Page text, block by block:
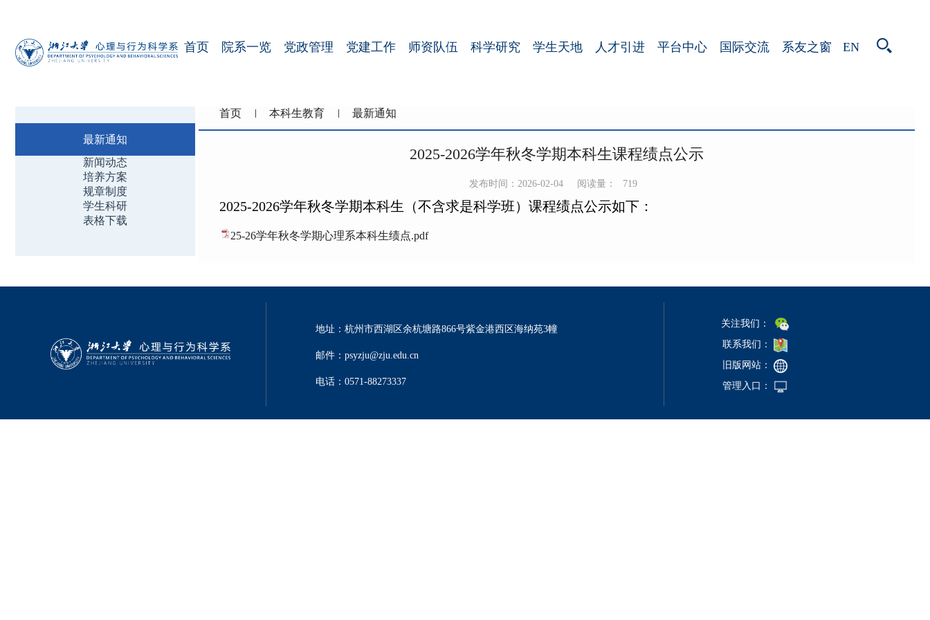
首页 院系一览 党政管理 党建工作 师资队伍 科学研究 学生天地 人才引进 平台中心 国际交流 系友之窗 EN
最新通知
新闻动态
培养方案
规章制度
学生科研
表格下载
首页 本科生教育 最新通知
2025-2026学年秋冬学期本科生课程绩点公示
发布时间：2026-02-04 阅读量： 719
2025-2026学年秋冬学期本科生（不含求是科学班）课程绩点公示如下：
25-26学年秋冬学期心理系本科生绩点.pdf
地址：杭州市西湖区余杭塘路866号紫金港西区海纳苑3幢
邮件：psyzju@zju.edu.cn
电话：0571-88273337
关注我们：
联系我们：
旧版网站：
管理入口：